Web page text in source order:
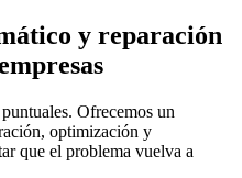
y reparación
Ofrecemos un
optimización y
que el problema vuelva a